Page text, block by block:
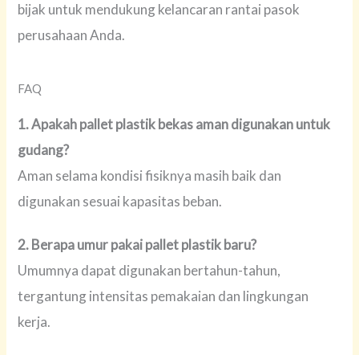
bijak untuk mendukung kelancaran rantai pasok
perusahaan Anda.
FAQ
1. Apakah pallet plastik bekas aman digunakan untuk
gudang?
Aman selama kondisi fisiknya masih baik dan
digunakan sesuai kapasitas beban.
2. Berapa umur pakai pallet plastik baru?
Umumnya dapat digunakan bertahun-tahun,
tergantung intensitas pemakaian dan lingkungan
kerja.